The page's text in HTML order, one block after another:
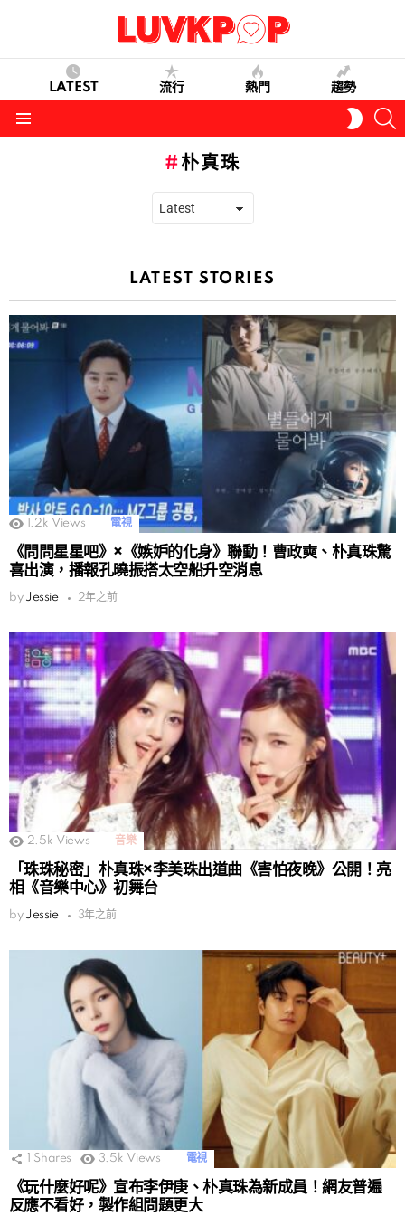
LATEST 流行 熱門 趨勢
SKIN
朴真珠
LATEST STORIES
1.2k Views 電視
《問問星星吧》×《嫉妒的化身》聯動！曹政奭、朴真珠驚
喜出演，播報孔曉振搭太空船升空消息
by Jessie 2年之前
2.5k Views 音樂
「珠珠秘密」朴真珠×李美珠出道曲《害怕夜晚》公開！亮
相《音樂中心》初舞台
by Jessie 3年之前
Shares 3.5k Views 電視
《玩什麼好呢》宣布李伊庚、朴真珠為新成員！網友普遍
反應不看好，製作組問題更大